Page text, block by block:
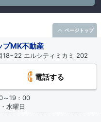
プMK不動産
エルシティミカミ 202
電話する
～19：00
水曜日
ページトップ